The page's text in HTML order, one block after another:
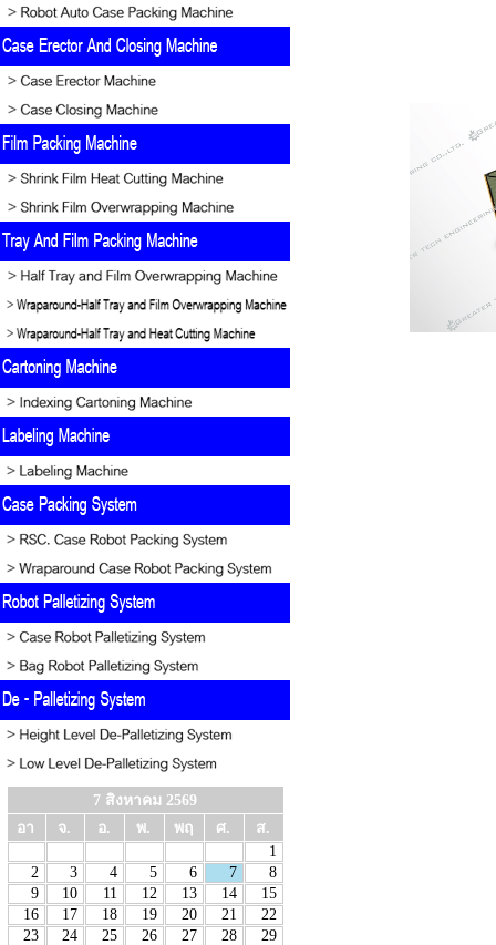
7 สิงหาคม 2569
อา
จ. อ. พ. พฤ ศ.
ส.
1
2
3 4 5 6 7
8
9
10 11 12 13 14
15
16
17 18 19 20 21
22
23
24 25 26 27 28
29